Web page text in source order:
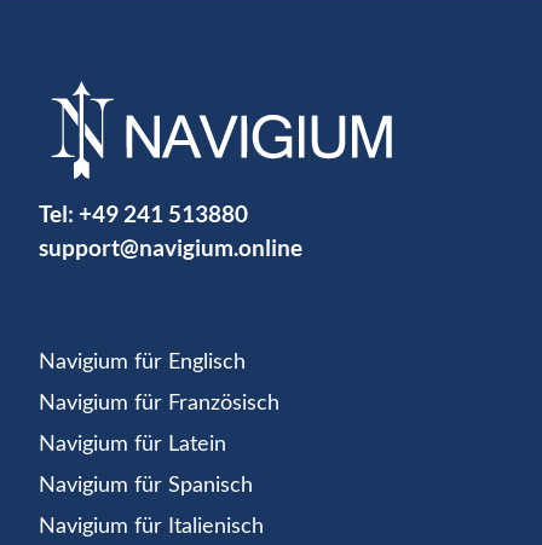
Tel: +49 241 513880
support@navigium.online
Navigium für Englisch
Navigium für Französisch
Navigium für Latein
Navigium für Spanisch
Navigium für Italienisch